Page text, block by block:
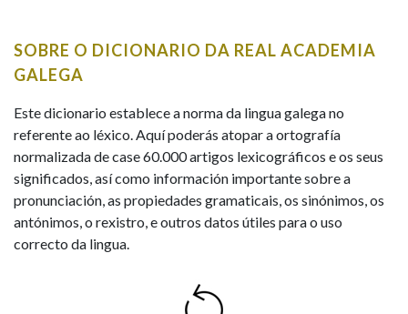
CASA-MUSEO EMILIA PARDO
HISTORIA
PRIMAVERA DAS LETRAS
PORTAL DAS PALABRAS
Comeza por
Remata por
Contén
SOBRE O DICIONARIO DA REAL ACADEMIA
GALEGA
Este dicionario establece a norma da lingua galega no
referente ao léxico. Aquí poderás atopar a ortografía
normalizada de case 60.000 artigos lexicográficos e os seus
significados, así como información importante sobre a
pronunciación, as propiedades gramaticais, os sinónimos, os
antónimos, o rexistro, e outros datos útiles para o uso
correcto da lingua.